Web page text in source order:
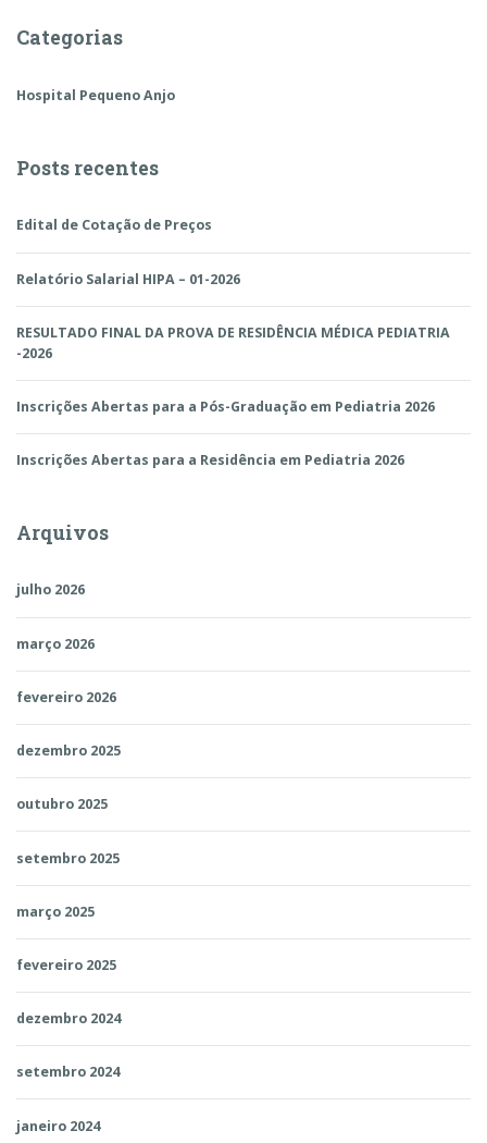
Categorias
Hospital Pequeno Anjo
Posts recentes
Edital de Cotação de Preços
Relatório Salarial HIPA – 01-2026
RESULTADO FINAL DA PROVA DE RESIDÊNCIA MÉDICA PEDIATRIA
-2026
Inscrições Abertas para a Pós-Graduação em Pediatria 2026
Inscrições Abertas para a Residência em Pediatria 2026
Arquivos
julho 2026
março 2026
fevereiro 2026
dezembro 2025
outubro 2025
setembro 2025
março 2025
fevereiro 2025
dezembro 2024
setembro 2024
janeiro 2024